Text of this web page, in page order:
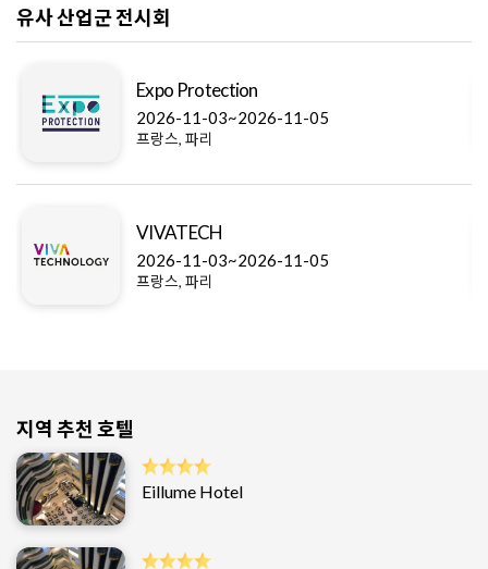
유사 산업군 전시회
Expo Protection
2026-11-03~2026-11-05
프랑스, 파리
VIVATECH
2026-11-03~2026-11-05
프랑스, 파리
지역 추천 호텔
Eillume Hotel